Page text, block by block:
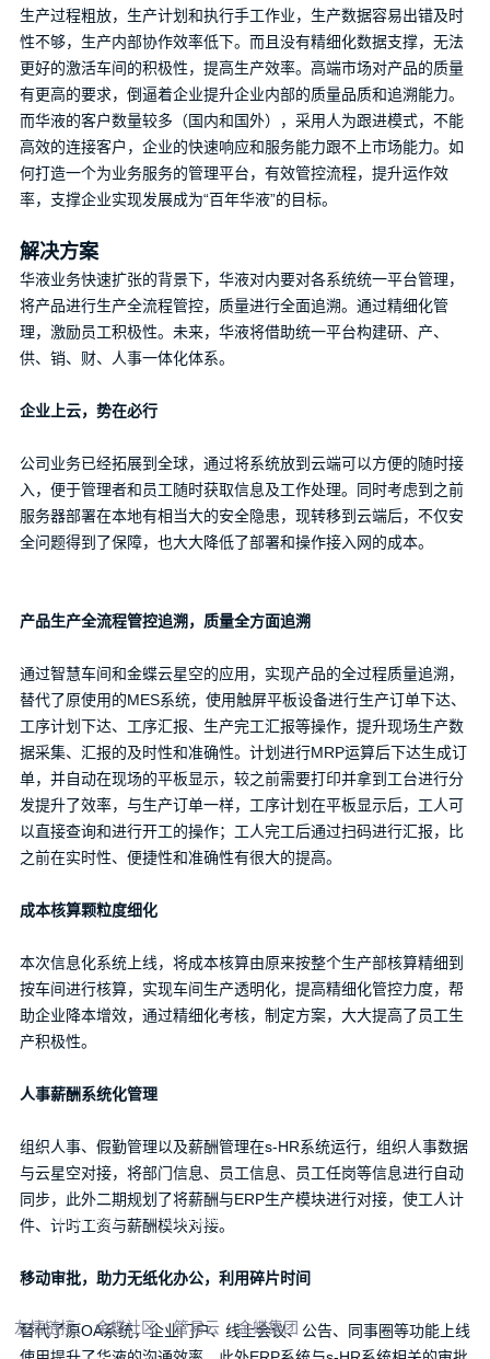
华液
日期：2021-09-18
生产过程粗放，生产计划和执行手工作业，生产数据容易出错及时
性不够，生产内部协作效率低下。而且没有精细化数据支撑，无法
更好的激活车间的积极性，提高生产效率。高端市场对产品的质量
有更高的要求，倒逼着企业提升企业内部的质量品质和追溯能力。
而华液的客户数量较多（国内和国外），采用人为跟进模式，不能
高效的连接客户，企业的快速响应和服务能力跟不上市场能力。如
何打造一个为业务服务的管理平台，有效管控流程，提升运作效
率，支撑企业实现发展成为“百年华液”的目标。
解决方案
华液业务快速扩张的背景下，华液对内要对各系统统一平台管理，
将产品进行生产全流程管控，质量进行全面追溯。通过精细化管
理，激励员工积极性。未来，华液将借助统一平台构建研、产、
供、销、财、人事一体化体系。
企业上云，势在必行
公司业务已经拓展到全球，通过将系统放到云端可以方便的随时接
入，便于管理者和员工随时获取信息及工作处理。同时考虑到之前
服务器部署在本地有相当大的安全隐患，现转移到云端后，不仅安
全问题得到了保障，也大大降低了部署和操作接入网的成本。
产品生产全流程管控追溯，质量全方面追溯
通过智慧车间和金蝶云星空的应用，实现产品的全过程质量追溯，
替代了原使用的MES系统，使用触屏平板设备进行生产订单下达、
工序计划下达、工序汇报、生产完工汇报等操作，提升现场生产数
据采集、汇报的及时性和准确性。计划进行MRP运算后下达生成订
单，并自动在现场的平板显示，较之前需要打印并拿到工台进行分
发提升了效率，与生产订单一样，工序计划在平板显示后，工人可
以直接查询和进行开工的操作；工人完工后通过扫码进行汇报，比
之前在实时性、便捷性和准确性有很大的提高。
成本核算颗粒度细化
本次信息化系统上线，将成本核算由原来按整个生产部核算精细到
按车间进行核算，实现车间生产透明化，提高精细化管控力度，帮
助企业降本增效，通过精细化考核，制定方案，大大提高了员工生
产积极性。
人事薪酬系统化管理
组织人事、假勤管理以及薪酬管理在s-HR系统运行，组织人事数据
与云星空对接，将部门信息、员工信息、员工任岗等信息进行自动
同步，此外二期规划了将薪酬与ERP生产模块进行对接，使工人计
件、计时工资与薪酬模块对接。
移动审批，助力无纸化办公，利用碎片时间
替代了原OA系统，企业门户、线上会议、公告、同事圈等功能上线
上一篇：暂无
下一篇：汇仁药业
联系我们，让管理更高效
价格咨询 联系我们
咨询热线：020-8558 8155
行业方案 成功案例
友情链接： 金蝶社区 管易云 金蝶集团